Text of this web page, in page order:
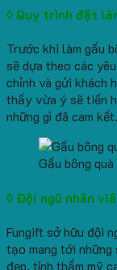
◊ Quy trình đặt
Trước khi làm gấu
sẽ dựa theo các
chỉnh và gửi khách
thấy vừa ý sẽ tiến
những gì đã cam kết.
Gấu bông
◊ Đội ngũ nhân
Fungift sở hữu đội
tạo mang tới những
đẹp, tính thẩm mỹ